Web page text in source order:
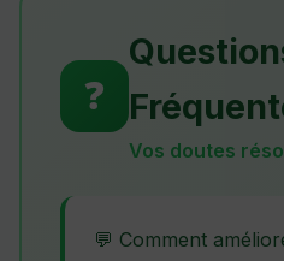
❓
Vos doutes
💬 Comment